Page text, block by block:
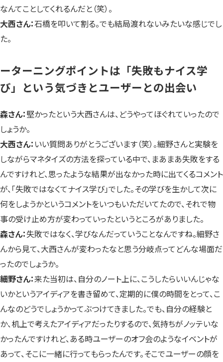
なんてことしてくれるんだと（笑）。
大西さん：石橋を叩いて割る。でも結局渡れないみたいな感じでし
た。
ーターニングポイントは「失敗もナイス学
び」という気づきとユーザーとの出会い
森さん：堅かったという大西さんは、どうやってほぐれていったので
しょうか。
大西さん： いい質問ありがとうございます（笑）。細野さんと実験を
しながらマネタイズの方法を探っている中で、まあまあ失敗をする
んですけれど、思ったような結果が出なかった時に出てくるコメント
が、「失敗ではなくてナイス学び」でした。その学びを生かして次に
何をしようかというコメントをいつもいただいてたので、それで物
事の受け止め方が変わっていったというところがありました。
森さん：失敗ではなく、学びなんだっていうことなんですね。細野さ
んから見て、大西さんが変わったなと思う分岐点ってどんな場面だ
ったのでしょうか。
細野さん：来た当初は、自分のノート上に、こうしたらいいんじゃな
いかというアイディアを書き留めて、定期的に僕の時間をとって、こ
んなのどうでしょうかってぶつけてきました。でも、自分の経験と
か、机上で考えたアイディアだったりするので、気持ちがノッテいな
かったんですけれど、ある時ユーザーのオフ会のようなイベントが
あって、そこに一緒に行ってもらったんです。そこでユーザーの顔を